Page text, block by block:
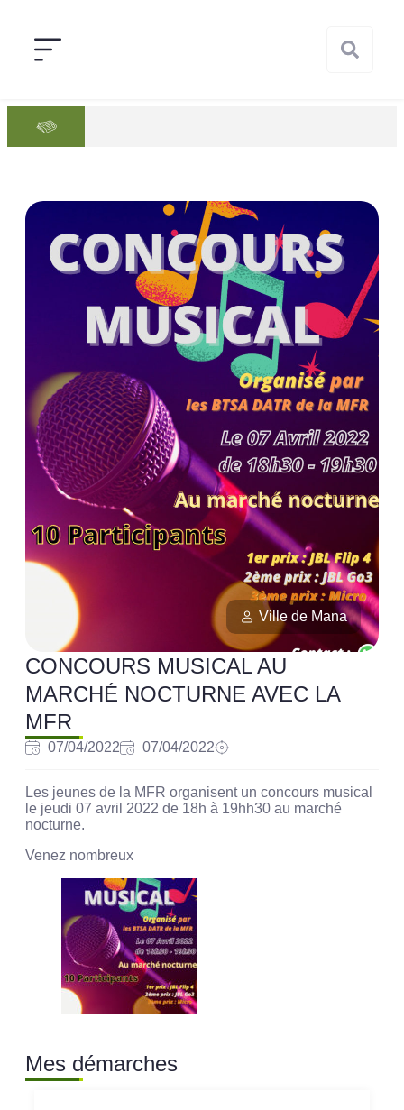
Ville de Mana
CONCOURS MUSICAL AU
MARCHÉ NOCTURNE AVEC LA
MFR
07/04/2022 07/04/2022
Les jeunes de la MFR organisent un concours musical
le jeudi 07 avril 2022 de 18h à 19hh30 au marché
nocturne.
Venez nombreux
Mes démarches